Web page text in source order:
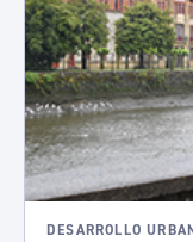
DESARROLLO